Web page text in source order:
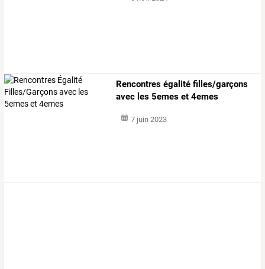
Rencontres égalité filles/garçons
avec les 5emes et 4emes
7 juin 2023